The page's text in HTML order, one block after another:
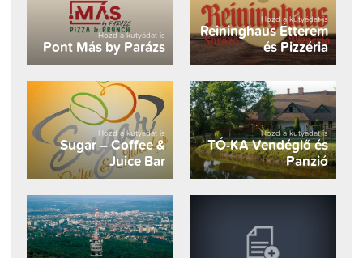
Hozd a kutyádat is
Pont Más by Parázs
Hozd a kutyádat is
Reininghaus Étterem
és Pizzéria
Hozd a kutyádat is
Sugar – Coffee &
Juice Bar
Hozd a kutyádat is
TÓ-KA Vendéglő és
Panzió